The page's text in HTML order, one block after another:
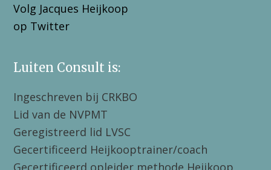
Volg Jacques Heijkoop
op Twitter
Luiten Consult is:
Ingeschreven bij CRKBO
Lid van de NVPMT
Geregistreerd lid LVSC
Gecertificeerd Heijkooptrainer/coach
Gecertificeerd opleider methode Heijkoop